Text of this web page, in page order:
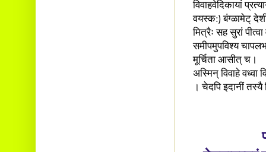
विवाहवेदिकायां
वयस्क:) बंग्ळामेट्
मित्रैः सह सुरां
समीपमुपविश्य
मूर्चिता आसीत् च।
अस्मिन् विवाहे वध्वा
। चेदपि इदानीं तस्यै